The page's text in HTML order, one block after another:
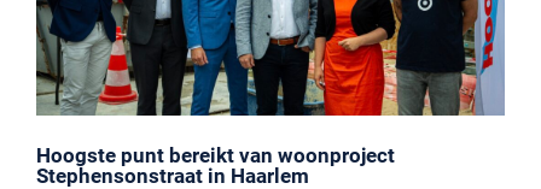
Hoogste punt bereikt van woonproject
Stephensonstraat in Haarlem